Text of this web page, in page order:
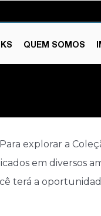
QUEM SOMOS
explorar a
em diversos
terá a